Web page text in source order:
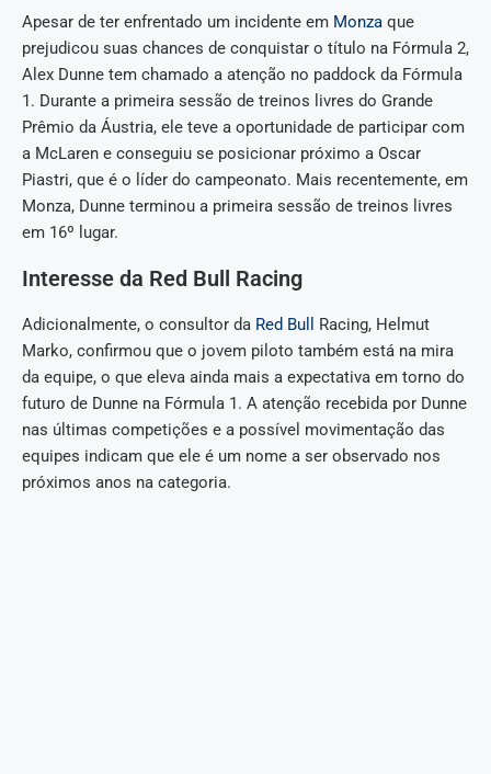
Apesar de ter enfrentado um incidente em Monza que
prejudicou suas chances de conquistar o título na Fórmula 2,
Alex Dunne tem chamado a atenção no paddock da Fórmula
1. Durante a primeira sessão de treinos livres do Grande
Prêmio da Áustria, ele teve a oportunidade de participar com
a McLaren e conseguiu se posicionar próximo a Oscar
Piastri, que é o líder do campeonato. Mais recentemente, em
Monza, Dunne terminou a primeira sessão de treinos livres
em 16º lugar.
Interesse da Red Bull Racing
Adicionalmente, o consultor da Red Bull
Racing, Helmut
Marko, confirmou que o jovem piloto também está na mira
da equipe, o que eleva ainda mais a expectativa em torno do
futuro de Dunne na Fórmula 1. A atenção recebida por Dunne
nas últimas competições e a possível movimentação das
equipes indicam que ele é um nome a ser observado nos
próximos anos na categoria.